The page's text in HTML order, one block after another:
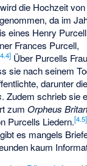
die Hochzeit
da im
eines Henry
Frances Purcell,
4.4] Über Purcells
sie nach seinem
darunter die
. Zudem schrieb sie
zumOrpheus
Purcells Liedern.[4.5]
es mangels
kaum